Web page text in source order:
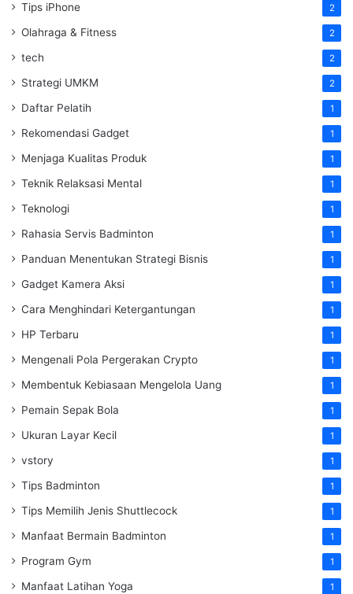
Tips iPhone 2
Olahraga & Fitness 2
tech 2
Strategi UMKM 2
Daftar Pelatih 1
Rekomendasi Gadget 1
Menjaga Kualitas Produk 1
Teknik Relaksasi Mental 1
Teknologi 1
Rahasia Servis Badminton 1
Panduan Menentukan Strategi Bisnis 1
Gadget Kamera Aksi 1
Cara Menghindari Ketergantungan 1
HP Terbaru 1
Mengenali Pola Pergerakan Crypto 1
Membentuk Kebiasaan Mengelola Uang 1
Pemain Sepak Bola 1
Ukuran Layar Kecil 1
vstory 1
Tips Badminton 1
Tips Memilih Jenis Shuttlecock 1
Manfaat Bermain Badminton 1
Program Gym 1
Manfaat Latihan Yoga 1